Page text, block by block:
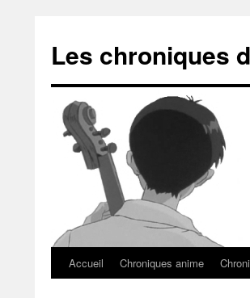
Les chroniques
Accueil Chroniques anime